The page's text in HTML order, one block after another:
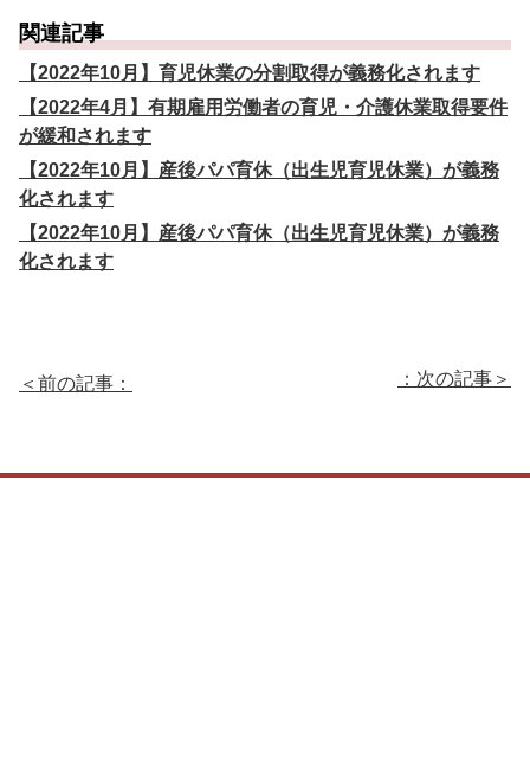
関連記事
【2022年10月】育児休業の分割取得が義務化されます
【2022年4月】有期雇用労働者の育児・介護休業取得要件
が緩和されます
【2022年10月】産後パパ育休（出生児育児休業）が義務
化されます
【2022年10月】産後パパ育休（出生児育児休業）が義務
化されます
＜前の記事： ：次の記事＞